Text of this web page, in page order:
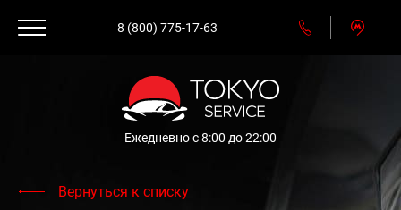
8 (800) 775-17-63
Ежедневно с 8:00 до 22:00
Вернуться к списку